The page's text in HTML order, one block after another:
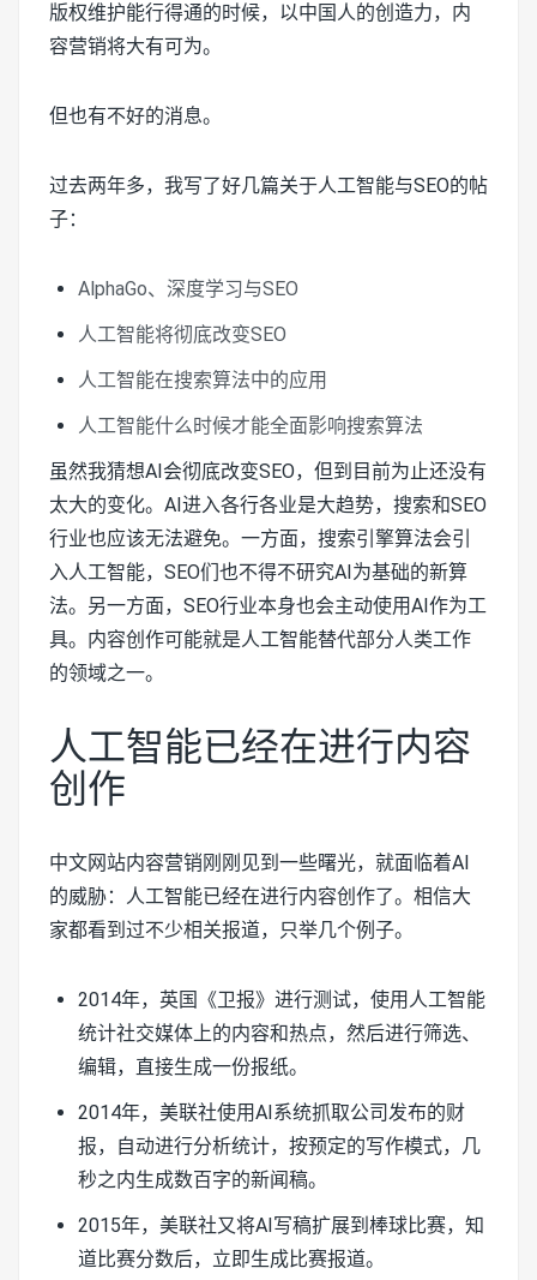
版权维护能行得通的时候，以中国人的创造力，内
容营销将大有可为。
但也有不好的消息。
过去两年多，我写了好几篇关于人工智能与SEO的帖
子：
AlphaGo、深度学习与SEO
人工智能将彻底改变SEO
人工智能在搜索算法中的应用
人工智能什么时候才能全面影响搜索算法
虽然我猜想AI会彻底改变SEO，但到目前为止还没有
太大的变化。AI进入各行各业是大趋势，搜索和SEO
行业也应该无法避免。一方面，搜索引擎算法会引
入人工智能，SEO们也不得不研究AI为基础的新算
法。另一方面，SEO行业本身也会主动使用AI作为工
具。内容创作可能就是人工智能替代部分人类工作
的领域之一。
人工智能已经在进行内容
创作
中文网站内容营销刚刚见到一些曙光，就面临着AI
的威胁：人工智能已经在进行内容创作了。相信大
家都看到过不少相关报道，只举几个例子。
2014年，英国《卫报》进行测试，使用人工智能
统计社交媒体上的内容和热点，然后进行筛选、
编辑，直接生成一份报纸。
2014年，美联社使用AI系统抓取公司发布的财
报，自动进行分析统计，按预定的写作模式，几
秒之内生成数百字的新闻稿。
2015年，美联社又将AI写稿扩展到棒球比赛，知
道比赛分数后，立即生成比赛报道。